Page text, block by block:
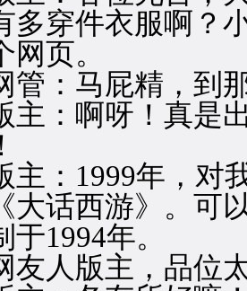
多穿件衣服啊？
网页。
：马屁精，到那
啊呀！真是出
1999年，对我
大话西游》。可
于1994年。
人版主，品位